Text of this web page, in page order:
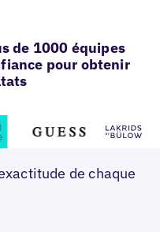
de 1000 équipes
pour obtenir
de chaque